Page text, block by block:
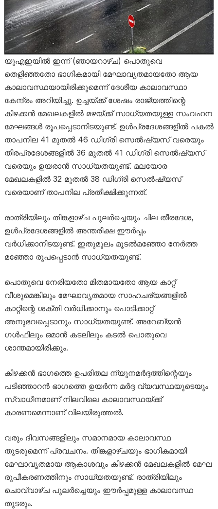
യുഎഇയിൽ ഇന്ന് (ഞായറാഴ്ച) പൊതുവെ
തെളിഞ്ഞതോ ഭാഗികമായി മേഘാവൃതമായതോ ആയ
കാലാവസ്ഥയായിരിക്കുമെന്ന് ദേശീയ കാലാവസ്ഥാ
കേന്ദ്രം അറിയിച്ചു. ഉച്ചയ്ക്ക് ശേഷം രാജ്യത്തിന്റെ
കിഴക്കൻ മേഖലകളിൽ മഴയ്ക്ക് സാധ്യതയുള്ള സംവഹന
മേഘങ്ങൾ രൂപപ്പെടാനിടയുണ്ട്. ഉൾപ്രദേശങ്ങളിൽ പകൽ
താപനില 41 മുതൽ 46 ഡിഗ്രി സെൽഷ്യസ് വരെയും
തീരപ്രദേശങ്ങളിൽ 36 മുതൽ 41 ഡിഗ്രി സെൽഷ്യസ്
വരെയും ഉയരാൻ സാധ്യതയുണ്ട്. മലയോര
മേഖലകളിൽ 32 മുതൽ 38 ഡിഗ്രി സെൽഷ്യസ്
വരെയാണ് താപനില പ്രതീക്ഷിക്കുന്നത്.
രാത്രിയിലും തിങ്കളാഴ്ച പുലർച്ചെയും ചില തീരദേശ,
ഉൾപ്രദേശങ്ങളിൽ അന്തരീക്ഷ ഈർപ്പം
വർധിക്കാനിടയുണ്ട്. ഇതുമൂലം മൂടൽമഞ്ഞോ നേർത്ത
മഞ്ഞോ രൂപപ്പെടാൻ സാധ്യതയുണ്ട്.
പൊതുവെ നേരിയതോ മിതമായതോ ആയ കാറ്റ്
വീശുമെങ്കിലും മേഘാവൃതമായ സാഹചര്യങ്ങളിൽ
കാറ്റിന്റെ ശക്തി വർധിക്കാനും പൊടിക്കാറ്റ്
അനുഭവപ്പെടാനും സാധ്യതയുണ്ട്. അറേബ്യൻ
ഗൾഫിലും ഒമാൻ കടലിലും കടൽ പൊതുവെ
ശാന്തമായിരിക്കും.
കിഴക്കൻ ഭാഗത്തെ ഉപരിതല ന്യൂനമർദ്ദത്തിന്റെയും
പടിഞ്ഞാറൻ ഭാഗത്തെ ഉയർന്ന മർദ്ദ വ്യവസ്ഥയുടെയും
സ്വാധീനമാണ് നിലവിലെ കാലാവസ്ഥയ്ക്ക്
കാരണമെന്നാണ് വിലയിരുത്തൽ.
വരും ദിവസങ്ങളിലും സമാനമായ കാലാവസ്ഥ
തുടരുമെന്ന് പ്രവചനം. തിങ്കളാഴ്ചയും ഭാഗികമായി
മേഘാവൃതമായ ആകാശവും കിഴക്കൻ മേഖലകളിൽ മേഘ
രൂപീകരണത്തിനും സാധ്യതയുണ്ട്. രാത്രിയിലും
ചൊവ്വാഴ്ച പുലർച്ചെയും ഈർപ്പമുള്ള കാലാവസ്ഥ
തുടരും.